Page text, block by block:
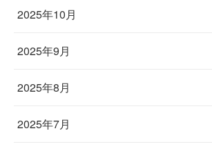
2025年10月
2025年9月
2025年8月
2025年7月